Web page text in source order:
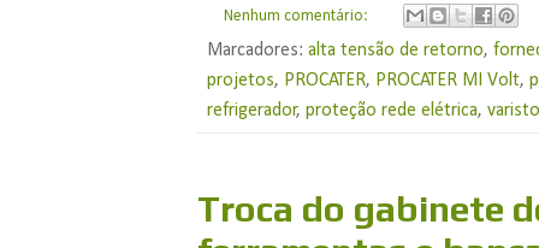
Nenhum comentário:
Marcadores:alta tensão de retorno,
projetos, PROCATER, PROCATER MI Volt,
refrigerador,proteção rede elétrica,
Troca do gabinete